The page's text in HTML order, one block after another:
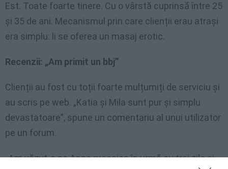
Est. Toate foarte tinere. Cu o vârstă cuprinsă între 25
și 35 de ani. Mecanismul prin care clienții erau atrași
era simplu: li se oferea un masaj erotic.
Recenzii: „Am primit un bbj”
Clienții au fost cu toții foarte mulțumiți de serviciu și
au scris pe web. „Katia și Mila sunt pur și simplu
devastatoare”, spune un comentariu al unui utilizator
pe un forum.
„Am văzut-o pe Anna rusoaica în urmă cu trei zile și